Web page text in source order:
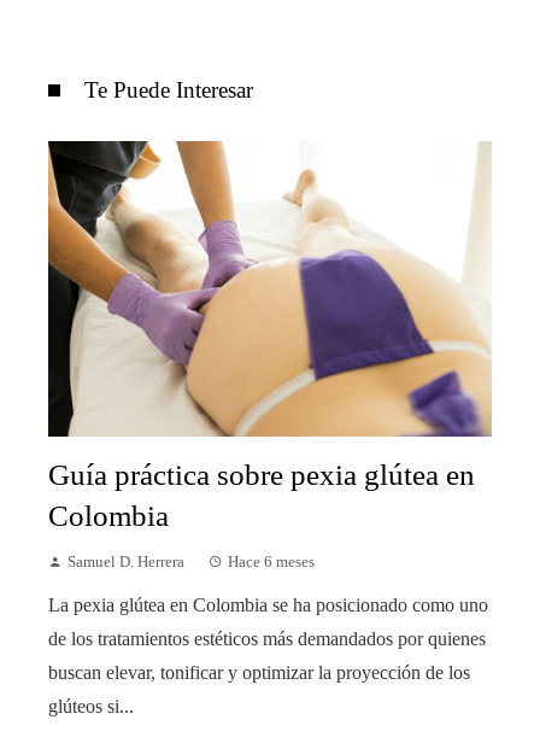
Te Puede Interesar
Guía práctica sobre pexia glútea en
Colombia
Samuel D. Herrera Hace 6 meses
La pexia glútea en Colombia se ha posicionado como uno
de los tratamientos estéticos más demandados por quienes
buscan elevar, tonificar y optimizar la proyección de los
glúteos si...